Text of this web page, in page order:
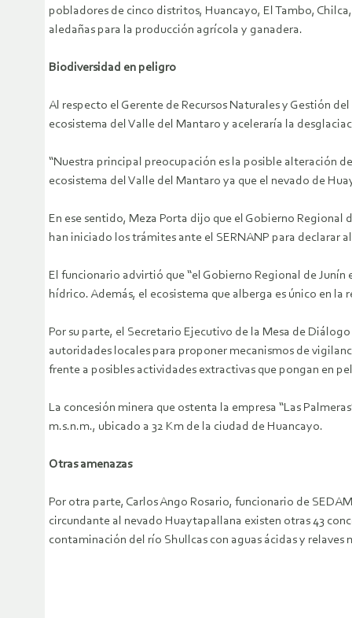
pobladores de cinco distritos, Huancayo, El Tambo,
aledañas para la producción agrícola y ganadera.
Biodiversidad en peligro
Al respecto el Gerente de Recursos Naturales y Gestión
ecosistema del Valle del Mantaro y aceleraría la
“Nuestra principal preocupación es la posible alteración
ecosistema del Valle del Mantaro ya que el nevado de
En ese sentido, Meza Porta dijo que el Gobierno
han iniciado los trámites ante el SERNANP para declarar
El funcionario advirtió que “el Gobierno Regional de
hídrico. Además, el ecosistema que alberga es único en
Por su parte, el Secretario Ejecutivo de la Mesa de
autoridades locales para proponer mecanismos de
frente a posibles actividades extractivas que pongan en
La concesión minera que ostenta la empresa “Las
m.s.n.m., ubicado a 32 Km de la ciudad de Huancayo.
Otras amenazas
Por otra parte, Carlos Ango Rosario, funcionario de
circundante al nevado Huaytapallana existen otras 43
contaminación del río Shullcas con aguas ácidas y relaves